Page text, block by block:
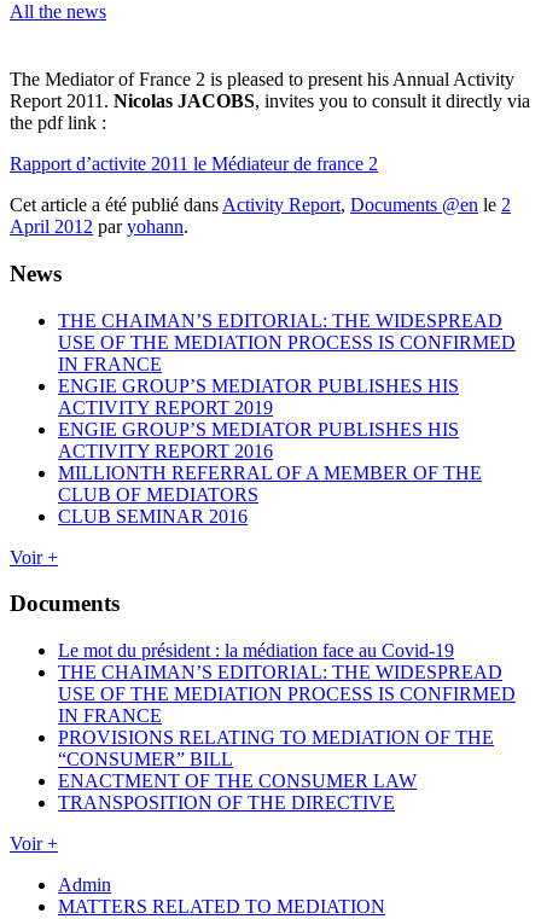
All the news
The Mediator of France 2 is pleased to present his Annual Activity
Report 2011. Nicolas JACOBS, invites you to consult it directly via
the pdf link :
Rapport d’activite 2011 le Médiateur de france 2
Cet article a été publié dans Activity Report, Documents @en le 2
April 2012 paryohann.
News
THE CHAIMAN’S EDITORIAL: THE WIDESPREAD
USE OF THE MEDIATION PROCESS IS CONFIRMED
IN FRANCE
ENGIE GROUP’S MEDIATOR PUBLISHES HIS
ACTIVITY REPORT 2019
ENGIE GROUP’S MEDIATOR PUBLISHES HIS
ACTIVITY REPORT 2016
MILLIONTH REFERRAL OF A MEMBER OF THE
CLUB OF MEDIATORS
CLUB SEMINAR 2016
Voir +
Documents
Le mot du président : la médiation face au Covid-19
THE CHAIMAN’S EDITORIAL: THE WIDESPREAD
USE OF THE MEDIATION PROCESS IS CONFIRMED
IN FRANCE
PROVISIONS RELATING TO MEDIATION OF THE
“CONSUMER” BILL
ENACTMENT OF THE CONSUMER LAW
TRANSPOSITION OF THE DIRECTIVE
Voir +
Admin
MATTERS RELATED TO MEDIATION